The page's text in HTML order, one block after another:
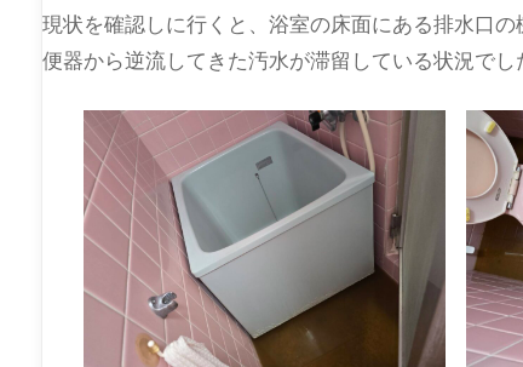
現状を確認しに行くと、浴室の床面にある排水口
便器から逆流してきた汚水が滞留している状況でし